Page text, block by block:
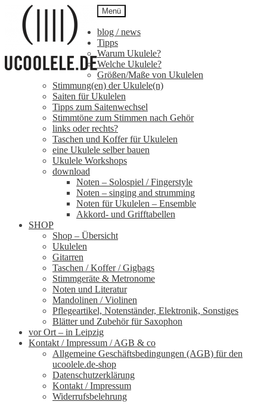
Navigation
springen
Inhalt
springen
Menü
blog / news
Tipps
Warum Ukulele?
Welche Ukulele?
Größen/Maße von Ukulelen
Stimmung(en) der Ukulele(n)
Saiten für Ukulelen
Tipps zum Saitenwechsel
Stimmtöne zum Stimmen nach Gehör
links oder rechts?
Taschen und Koffer für Ukulelen
eine Ukulele selber bauen
Ukulele Workshops
download
Noten – Solospiel / Fingerstyle
Noten – singing and strumming
Noten für Ukulelen – Ensemble
Akkord- und Grifftabellen
SHOP
Shop – Übersicht
Ukulelen
Gitarren
Taschen / Koffer / Gigbags
Stimmgeräte & Metronome
Noten und Literatur
Mandolinen / Violinen
Pflegeartikel, Notenständer, Elektronik, Sonstiges
Blätter und Zubehör für Saxophon
vor Ort – in Leipzig
Kontakt / Impressum / AGB & co
Allgemeine Geschäftsbedingungen (AGB) für den
ucoolele.de-shop
Datenschutzerklärung
Kontakt / Impressum
Widerrufsbelehrung